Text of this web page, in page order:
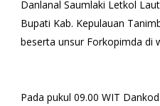
Danlanal Saumlaki Letkol
Bupati Kab. Kepulauan
beserta unsur Forkopimda di
Pada pukul 09.00 WIT